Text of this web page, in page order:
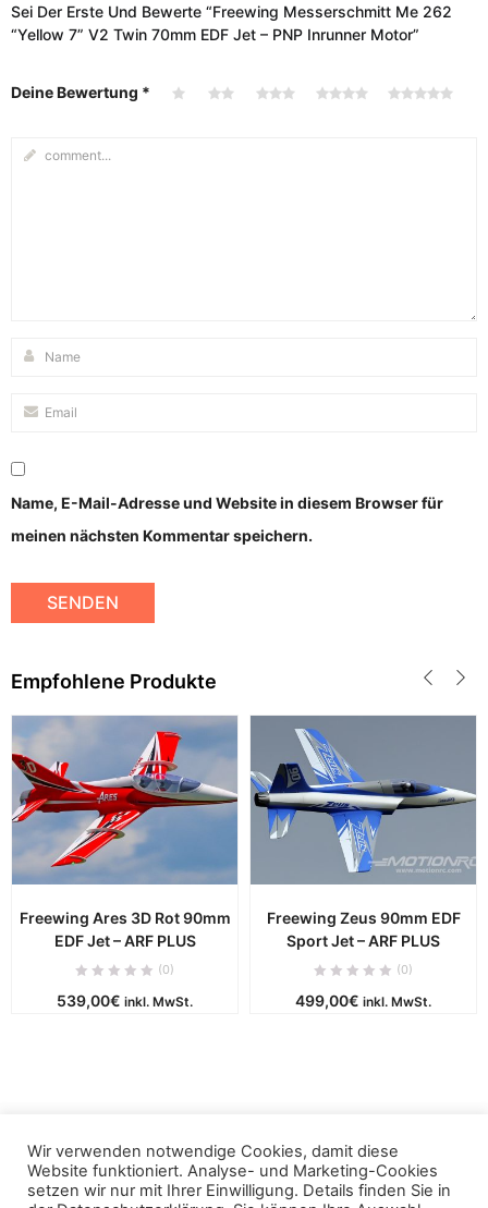
Sei Der Erste Und Bewerte “Freewing Messerschmitt Me 262
“Yellow 7” V2 Twin 70mm EDF Jet – PNP Inrunner Motor”
Deine Bewertung *
Name, E-Mail-Adresse und Website in diesem Browser für
meinen nächsten Kommentar speichern.
Empfohlene Produkte
Freewing Ares 3D Rot 90mm
EDF Jet – ARF PLUS
(0)
539,00€ inkl. MwSt.
Freewing Zeus 90mm EDF
Sport Jet – ARF PLUS
(0)
499,00€ inkl. MwSt.
Copyright © 2019 - puca. All Rights Reserved. Powered by
ThemBay
Wir verwenden notwendige Cookies, damit diese
Website funktioniert. Analyse- und Marketing-Cookies
setzen wir nur mit Ihrer Einwilligung. Details finden Sie in